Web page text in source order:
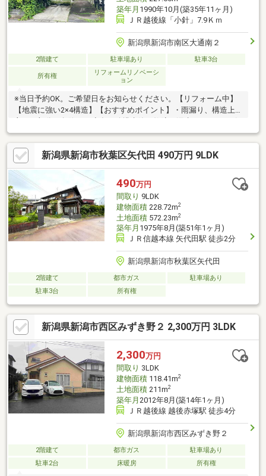
築年月 1990年10月(築35年11ヶ月)
ＪＲ越後線「小針」7.9Ｋｍ
新潟県新潟市南区大通南２
2階建て 駐車場あり 駐車3台
所有権
リフォームリノベーシ
ョン
※当日予約OK。ご希望日をお知らせください。【リフォーム中】
【地震に強い2×4構造】【おすすめポイント】・雨漏り、構造上
主要な部分の欠陥や・腐食、給排水管の故障や漏水についてお引
渡しより２年間保証・シロアリ防除工事施工後5年間保証・返済額
や融資可能額など、お客様のご希望にあわせてご提案。住宅ロー
ンが初めての方でもお気軽にご相談ください※本物件は住宅ロー
ン減税が適用されます。詳しくはお問合せください。
新潟県新潟市秋葉区矢代田 490万円 9LDK
490万円
間取り 9LDK
建物面積228.72m2
土地面積572.23m2
築年月 1975年8月(築51年1ヶ月)
ＪＲ信越本線 矢代田駅 徒歩2分
新潟県新潟市秋葉区矢代田
2階建て 都市ガス
駐車場あり
駐車3台
所有権
新潟県新潟市西区みずき野２ 2,300万円 3LDK
2,300万円
間取り 3LDK
建物面積118.41m2
土地面積211m2
築年月 2012年8月(築14年1ヶ月)
ＪＲ越後線 越後赤塚駅 徒歩4分
新潟県新潟市西区みずき野２
2階建て 都市ガス
駐車場あり
駐車2台
床暖房 所有権